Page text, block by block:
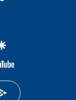
google
youtube-